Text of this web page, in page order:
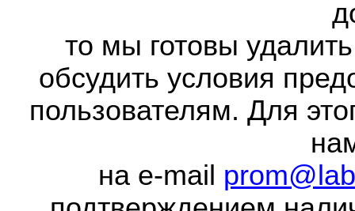
то мы готовы
обсудить условия
пользователям. Для
на e-mail